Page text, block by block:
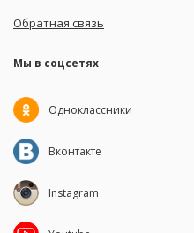
Обратная связь
Мы в соцсетях
Одноклассники
Вконтакте
Instagram